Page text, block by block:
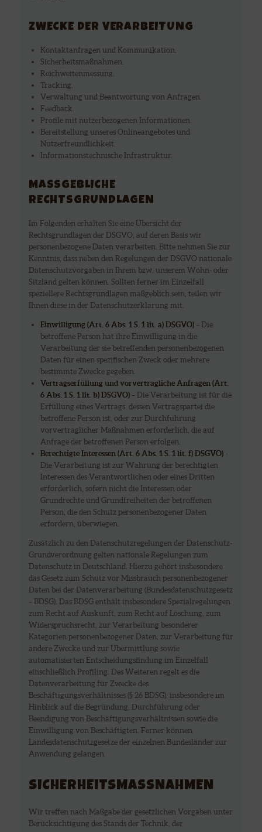
ZWECKE DER VERARBEITUNG
Kontaktanfragen und Kommunikation.
Sicherheitsmaßnahmen.
Reichweitenmessung.
Tracking.
Verwaltung und Beantwortung von Anfragen.
Feedback.
Profile mit nutzerbezogenen Informationen.
Bereitstellung unseres Onlineangebotes und
Nutzerfreundlichkeit.
Informationstechnische Infrastruktur.
MASSGEBLICHE R
ECHTSGRUNDLAGEN
Im Folgenden erhalten Sie eine Übersicht der
Rechtsgrundlagen der DSGVO, auf deren Basis wir
personenbezogene Daten verarbeiten. Bitte nehmen Sie zur
Kenntnis, dass neben den Regelungen der DSGVO nationale
Datenschutzvorgaben in Ihrem bzw. unserem Wohn- oder
Sitzland gelten können. Sollten ferner im Einzelfall
speziellere Rechtsgrundlagen maßgeblich sein, teilen wir
Ihnen diese in der Datenschutzerklärung mit.
Einwilligung (Art. 6 Abs. 1 S. 1 lit. a) DSGVO)– Die
betroffene Person hat ihre Einwilligung in die
Verarbeitung der sie betreffenden personenbezogenen
Daten für einen spezifischen Zweck oder mehrere
bestimmte Zwecke gegeben.
Vertragserfüllung und vorvertragliche Anfragen (Art.
6 Abs. 1 S. 1 lit. b) DSGVO)– Die Verarbeitung ist für die
Erfüllung eines Vertrags, dessen Vertragspartei die
betroffene Person ist, oder zur Durchführung
vorvertraglicher Maßnahmen erforderlich, die auf
Anfrage der betroffenen Person erfolgen.
Berechtigte Interessen (Art. 6 Abs. 1 S. 1 lit. f) DSGVO)–
Die Verarbeitung ist zur Wahrung der berechtigten
Interessen des Verantwortlichen oder eines Dritten
erforderlich, sofern nicht die Interessen oder
Grundrechte und Grundfreiheiten der betroffenen
Person, die den Schutz personenbezogener Daten
erfordern, überwiegen.
Zusätzlich zu den Datenschutzregelungen der Datenschutz-
Grundverordnung gelten nationale Regelungen zum
Datenschutz in Deutschland. Hierzu gehört insbesondere
das Gesetz zum Schutz vor Missbrauch personenbezogener
Daten bei der Datenverarbeitung (Bundesdatenschutzgesetz
– BDSG). Das BDSG enthält insbesondere Spezialregelungen
zum Recht auf Auskunft, zum Recht auf Löschung, zum
Widerspruchsrecht, zur Verarbeitung besonderer
Kategorien personenbezogener Daten, zur Verarbeitung für
andere Zwecke und zur Übermittlung sowie
automatisierten Entscheidungsfindung im Einzelfall
einschließlich Profiling. Des Weiteren regelt es die
Datenverarbeitung für Zwecke des
Beschäftigungsverhältnisses (§ 26 BDSG), insbesondere im
Hinblick auf die Begründung, Durchführung oder
Beendigung von Beschäftigungsverhältnissen sowie die
Einwilligung von Beschäftigten. Ferner können
Landesdatenschutzgesetze der einzelnen Bundesländer zur
Anwendung gelangen.
SICHERHEITSMASSNAHMEN
Wir treffen nach Maßgabe der gesetzlichen Vorgaben unter
Berücksichtigung des Stands der Technik, der